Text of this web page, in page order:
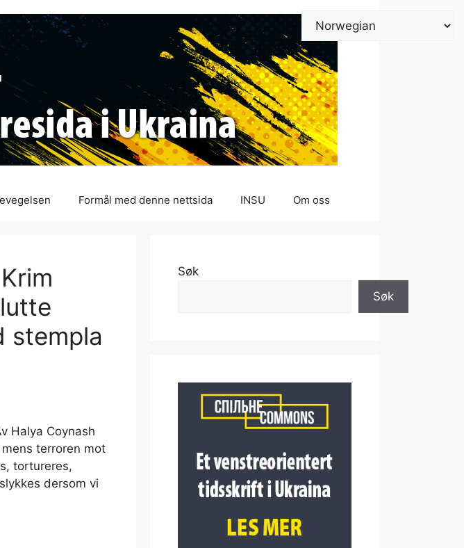
Formål med denne nettsida INSU Om oss
stempla
Halya Coynash
terroren mot
tortureres,
dersom vi
Søk
Søk